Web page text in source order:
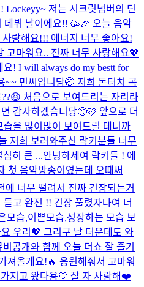
Lockeyy~ 저는 시크릿넘버의 딘
데뷔 날이에요!! 🥳🎉 오늘 음악
랑해요!!! 에너지 너무 좋아요!
고마워요.. 진짜 너무 사랑해요💖
! I will always do my bestt for
~~ 민씨입니당🤭 저희 돈터치 곡
처음으로 보여드리는 자리라
감사하겠습니당🥺🩷 앞으로 더
을 많이많이 보여드릴 테니까
저희 보러와주신 락키분들 너무
히 큰 ...안녕하세여 락키들 ! 에
첫 음악방송이였는데 오때써
에 너무 떨려서 진짜 긴장되는거
고 완전 !! 긴장 풀렸자나여 너
모습,이쁜모습,성장하는 모습 보
우리💖 그리구 날 더운데도 와
공개와 함께 오늘 더쇼 잘 즐기
져올게요!🔥 응원해줘서 고마워
지고 왔다용🤍 잘 자 사랑해❤️